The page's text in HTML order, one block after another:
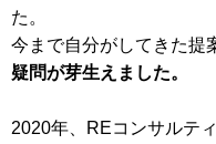
た。
今まで自分がしてきた提
疑問が芽生えました。
2020年、REコンサルテ